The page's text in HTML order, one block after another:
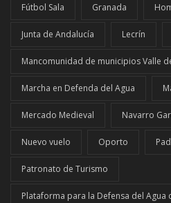
Fútbol Sala Granada
Junta de Andalucía Lecrín
Mancomunidad de municipios Valle
Marcha en Defenda del Agua
Mercado Medieval Navarro
Nuevo vuelo Oporto
Patronato de Turismo
Plataforma para la Defensa del Agua